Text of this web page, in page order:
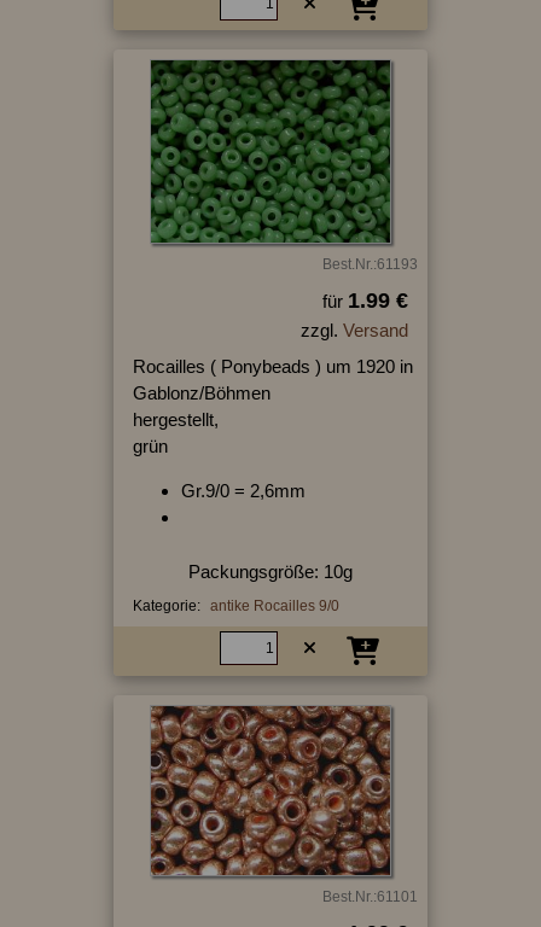
Best.Nr.:61193
für 1.99 €
zzgl. Versand
Rocailles ( Ponybeads ) um 1920 in
Gablonz/Böhmen
hergestellt,
grün
Gr.9/0 = 2,6mm
Packungsgröße: 10g
Kategorie: antike Rocailles 9/0
Best.Nr.:61101